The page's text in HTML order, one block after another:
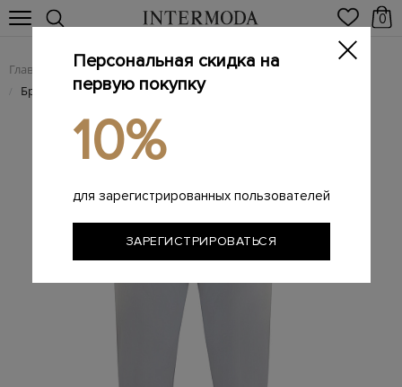
0
Главная Мужчинам / Одежда / Мужские брюки
/ Брендовые мужские брюки
Персональная скидка на
первую покупку
10%
для зарегистрированных пользователей
ЗАРЕГИСТРИРОВАТЬСЯ